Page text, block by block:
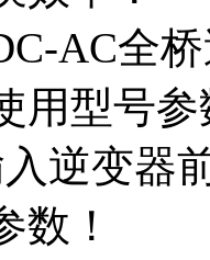
AC全
用型号参
逆变器
数！